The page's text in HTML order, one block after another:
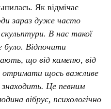
Як відмічає
зараз дуже часто
В нас такої
було. Відпочити
що від каменю, від
отримати щось важливе
Це певним
вібрує, психологічно